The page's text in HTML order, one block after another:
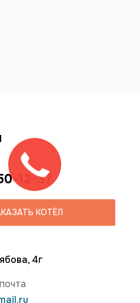
12-37
КОТЁЛ
4г